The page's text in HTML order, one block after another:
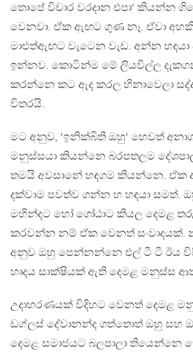
තොපේ විචාර වරදාන එපා‘ කියන්න
වෙනවා. ඒක ඇඟට ගුණ නෑ. ඒවා
මාළුත්ඇඟට වැටෙන වැඩ. අන්න හඳයා
ඉන්නව. කොටින්ම මේ ලියවිල්ල
කරන්නෙ කට ඇද කරල හිනාවෙලා
විතරයි.
මට අනුව, ‘ඉනික්බිති ඔහු‘ හෙවත්
මනුස්සයා කියන්නෙ බරපතලම
තමයි අවසානේ හඳගම කියන්නෙ. ඒක
දක්වාම පවත්ව ගන්න හ හඳයා සමත්.
මහින්දට හෝ ගෝඨාට කියල දෙමළ
කරවන්න නම් ඒක වෙනත් සංවාදයක්.
අනුව ඔහු පෙන්නන්නෙ එල් ටී ටී ඊය
හෘදය සාක්ෂියක් ඇති දෙමළ මනුස්ස
උදාහරණයක් විදිහට වෙනත් දෙමළ
ඩග්ලස් දේවානන්ද ගත්තොත් ඔහු සහ
දෙමළ සමාජයට බලපාලා තියෙන්නෙ